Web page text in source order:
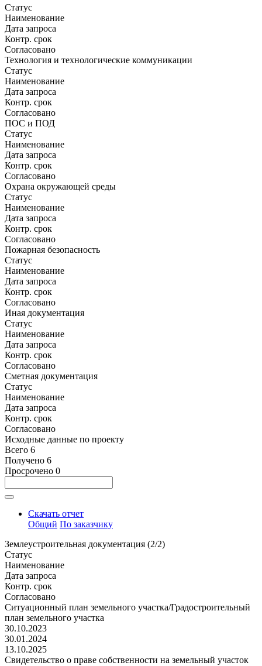
Статус
Наименование
Дата запроса
Контр. срок
Согласовано
Технология и технологические коммуникации
Статус
Наименование
Дата запроса
Контр. срок
Согласовано
ПОС и ПОД
Статус
Наименование
Дата запроса
Контр. срок
Согласовано
Охрана окружающей среды
Статус
Наименование
Дата запроса
Контр. срок
Согласовано
Пожарная безопасность
Статус
Наименование
Дата запроса
Контр. срок
Согласовано
Иная документация
Статус
Наименование
Дата запроса
Контр. срок
Согласовано
Сметная документация
Статус
Наименование
Дата запроса
Контр. срок
Согласовано
Исходные данные по проекту
Всего 6
Получено 6
Просрочено 0
Скачать отчет
Общий По заказчику
Землеустроительная документация (2/2)
Статус
Наименование
Дата запроса
Контр. срок
Согласовано
Ситуационный план земельного участка/Градостроительный
план земельного участка
30.10.2023
30.01.2024
13.10.2025
Свидетельство о праве собственности на земельный участок